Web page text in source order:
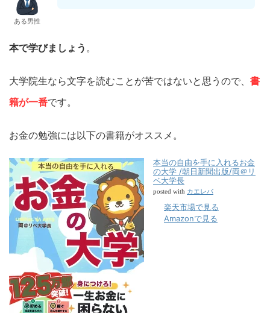
ある男性
本で学びましょう 。
大学院生なら文字を読むことが苦ではないと思うので、 書
籍が一番です。
お金の勉強には以下の書籍がオススメ。
本当の自由を手に入れるお金
の大学 /朝日新聞出版/両＠リ
ベ大学長
posted with カエレバ
楽天市場で見る
Amazonで見る